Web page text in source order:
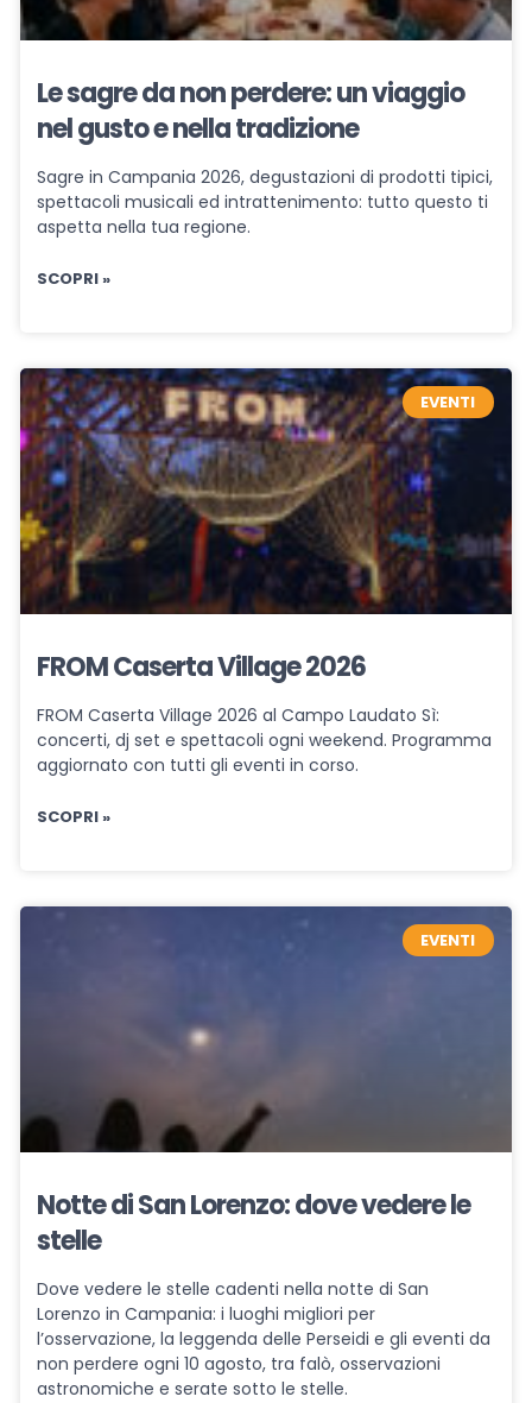
Le sagre da non perdere: un viaggio
nel gusto e nella tradizione
Sagre in Campania 2026, degustazioni di prodotti tipici,
spettacoli musicali ed intrattenimento: tutto questo ti
aspetta nella tua regione.
SCOPRI »
EVENTI
FROM Caserta Village 2026
FROM Caserta Village 2026 al Campo Laudato Sì:
concerti, dj set e spettacoli ogni weekend. Programma
aggiornato con tutti gli eventi in corso.
SCOPRI »
EVENTI
Notte di San Lorenzo: dove vedere le
stelle
Dove vedere le stelle cadenti nella notte di San
Lorenzo in Campania: i luoghi migliori per
l’osservazione, la leggenda delle Perseidi e gli eventi da
non perdere ogni 10 agosto, tra falò, osservazioni
astronomiche e serate sotto le stelle.